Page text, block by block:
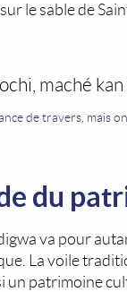
le sable de
maché
de travers, mais
du
va pour
La voile
un patrimoine